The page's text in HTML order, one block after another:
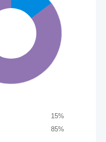
%
15
%
85